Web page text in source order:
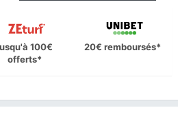
100€
offerts*
20€ remboursés*